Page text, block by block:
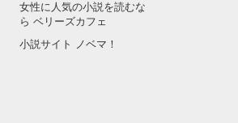
女性に人気の小説を読むな
ら ベリーズカフェ
小説サイト ノベマ！